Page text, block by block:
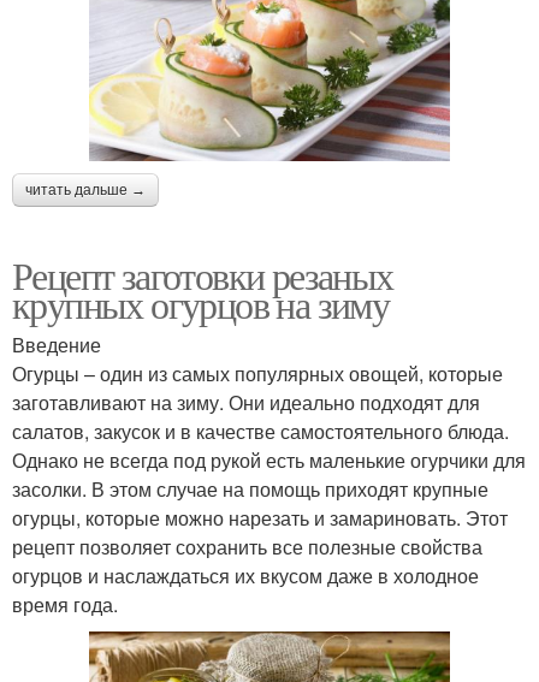
читать дальше →
Рецепт заготовки резаных
крупных огурцов на зиму
Введение
Огурцы – один из самых популярных овощей, которые
заготавливают на зиму. Они идеально подходят для
салатов, закусок и в качестве самостоятельного блюда.
Однако не всегда под рукой есть маленькие огурчики для
засолки. В этом случае на помощь приходят крупные
огурцы, которые можно нарезать и замариновать. Этот
рецепт позволяет сохранить все полезные свойства
огурцов и наслаждаться их вкусом даже в холодное
время года.